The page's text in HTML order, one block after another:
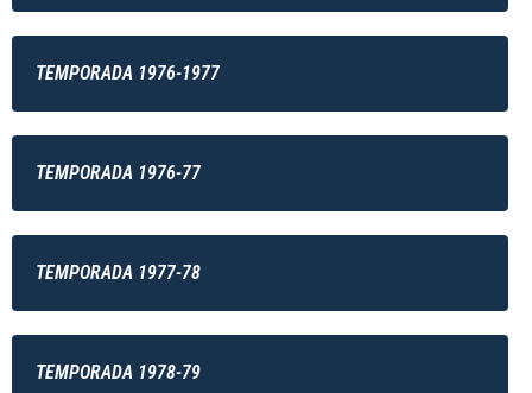
TEMPORADA 1976-1977
TEMPORADA 1976-77
TEMPORADA 1977-78
TEMPORADA 1978-79